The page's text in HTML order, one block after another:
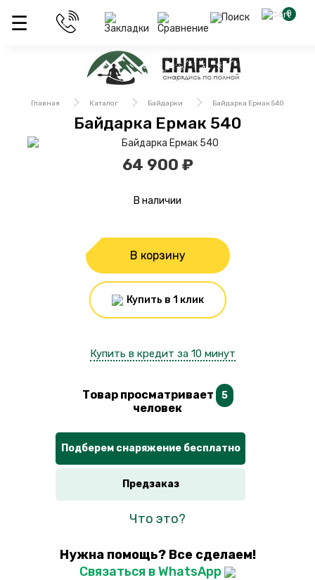
0
Главная Каталог Байдарки Байдарка Ермак 540
Байдарка Ермак 540
64 900 ₽
В наличии
В корзину
Купить в 1 клик
Купить в кредит за 10 минут
Товар просматривает 5
человек
Подберем снаряжение бесплатно
Предзаказ
Что это?
Нужна помощь? Все сделаем!
Связаться в WhatsApp